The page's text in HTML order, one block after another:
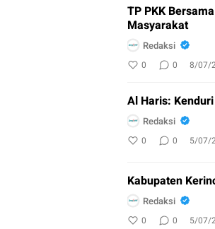
TP PKK
Masyarakat
Redaksi
0 0 8/07/
Al Haris:
Redaksi
0 0 5/07/
Kabupaten
Redaksi
0 0 5/07/